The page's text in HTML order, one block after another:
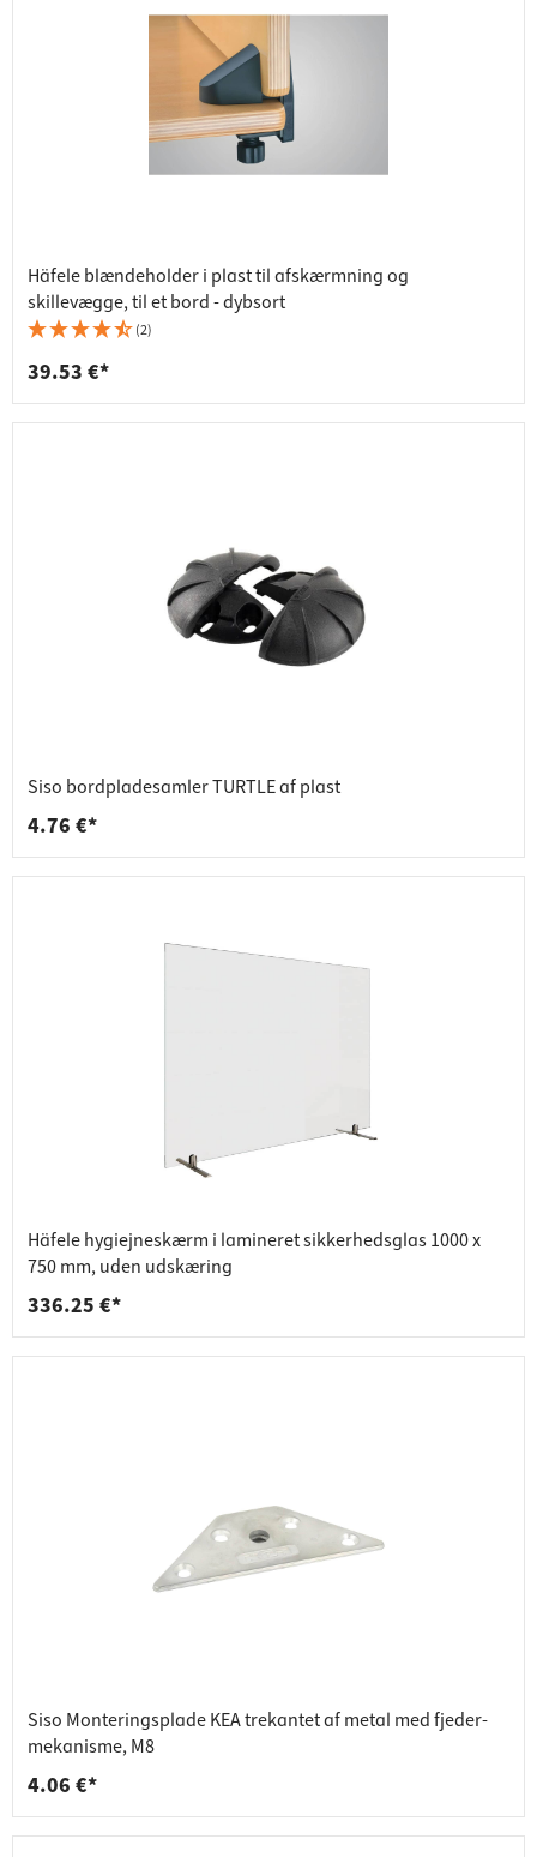
Häfele blændeholder i plast til afskærmning og
skillevægge, til et bord - dybsort
(2)
39.53 €*
Siso bordpladesamler TURTLE af plast
4.76 €*
Häfele hygiejneskærm i lamineret sikkerhedsglas 1000 x
750 mm, uden udskæring
336.25 €*
Siso Monteringsplade KEA trekantet af metal med fjeder-
mekanisme, M8
4.06 €*